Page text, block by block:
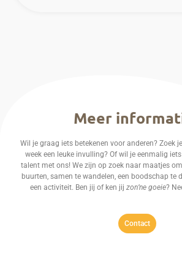
Meer
Wil je graag iets betekenen voor anderen? Zoek
week een leuke invulling? Of wil je eenmalig
talent met ons! We zijn op zoek naar maatjes
buurten, samen te wandelen, een boodschap te
een activiteit. Ben jij of ken jij zon’ne goeie?
Contact